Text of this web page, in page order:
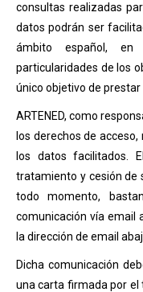
consultas realizadas
datos podrán ser
ámbito español,
particularidades de los
único objetivo de prestar
ARTENED, como
los derechos de
los datos facilitados.
tratamiento y cesión de
todo momento,
comunicación vía email
la dirección de email
Dicha comunicación
una carta firmada por el